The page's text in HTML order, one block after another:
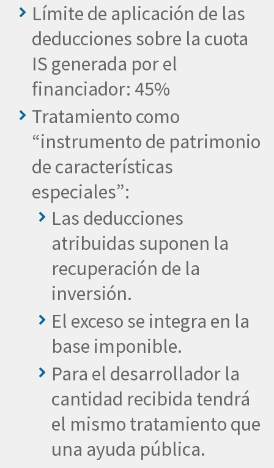
Límite de aplicación de las
deducciones sobre la cuota
IS generada por el
financiador: 45%
Tratamiento como
“instrumento de patrimonio
de características
especiales”:
Las deducciones
atribuidas suponen la
recuperación de la
inversión.
El exceso se integra en la
base imponible.
Para el desarrollador la
cantidad recibida tendrá
el mismo tratamiento que
una ayuda pública.